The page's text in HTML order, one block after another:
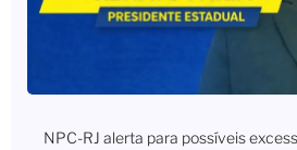
NPC-RJ alerta para possíveis